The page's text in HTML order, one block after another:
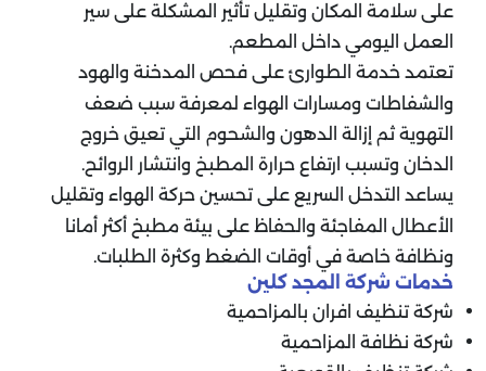
على سلامة المكان وتقليل تأثير المشكلة على سير
العمل اليومي داخل المطعم.
تعتمد خدمة الطوارئ على فحص المدخنة والهود
والشفاطات ومسارات الهواء لمعرفة سبب ضعف
التهوية ثم إزالة الدهون والشحوم التي تعيق خروج
الدخان وتسبب ارتفاع حرارة المطبخ وانتشار الروائح.
يساعد التدخل السريع على تحسين حركة الهواء وتقليل
الأعطال المفاجئة والحفاظ على بيئة مطبخ أكثر أمانا
ونظافة خاصة في أوقات الضغط وكثرة الطلبات.
خدمات شركة المجد كلين
شركة تنظيف افران بالمزاحمية
شركة نظافة المزاحمية